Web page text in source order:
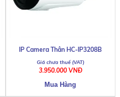
IP Camera Thân HC-IP3208B
3.950.000 VNĐ